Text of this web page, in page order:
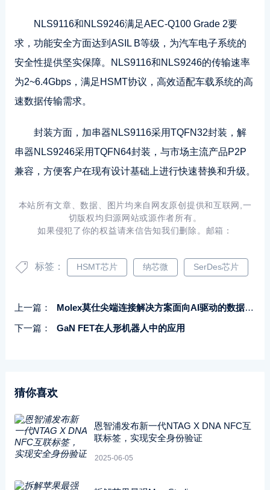
NLS9116和NLS9246满足AEC-Q100 Grade 2要
求，功能安全方面达到ASIL B等级，为汽车电子系统的
安全性提供坚实保障。NLS9116和NLS9246的传输速率
为2~6.4Gbps，满足HSMT协议，高效适配车载系统的高
速数据传输需求。
封装方面，加串器NLS9116采用TQFN32封装，解
串器NLS9246采用TQFN64封装，与市场主流产品P2P
兼容，方便客户在现有设计基础上进行快速替换和升级。
本站所有文章、数据、图片均来自网友原创提供和互联网,一
切版权均归源网站或源作者所有。
如果侵犯了你的权益请来信告知我们删除。邮箱：
标签： HSMT芯片 纳芯微 SerDes芯片
上一篇：
Molex莫仕尖端连接解决方案面向AI驱动的数据中心、移动设备和智能家电
下一篇：
GaN FET在人形机器人中的应用
猜你喜欢
恩智浦发布新一代NTAG X DNA NFC互
联标签，实现安全身份验证
2025-06-05